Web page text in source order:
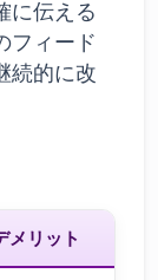
に伝える
フィード
続的に改
メリット